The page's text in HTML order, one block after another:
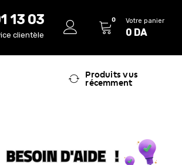
13 03
clientèle
0 Votre panier
0 DA
Produits vus
récemment